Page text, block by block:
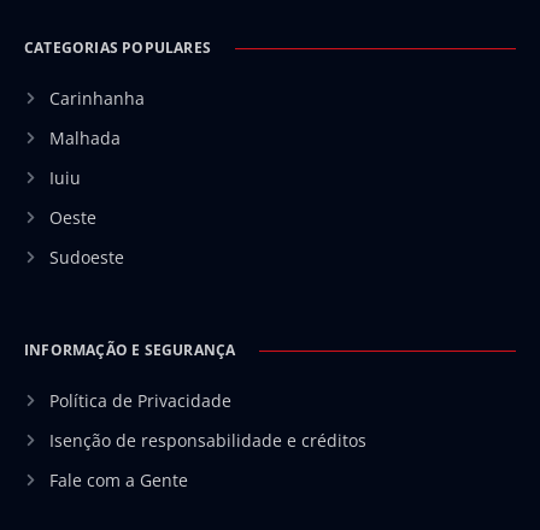
CATEGORIAS POPULARES
Carinhanha
Malhada
Iuiu
Oeste
Sudoeste
INFORMAÇÃO E SEGURANÇA
Política de Privacidade
Isenção de responsabilidade e créditos
Fale com a Gente